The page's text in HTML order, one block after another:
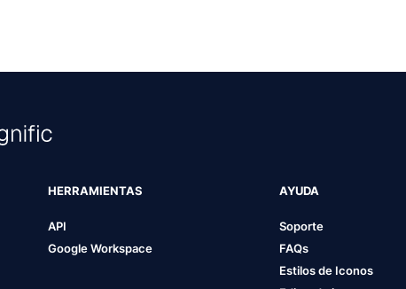
HERRAMIENTAS
API
Google Workspace
AYUDA
Soporte
FAQs
Estilos de Iconos